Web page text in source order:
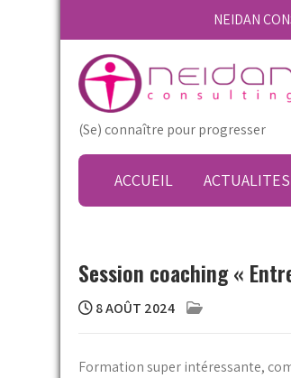
NEIDAN
(Se) connaître pour progresser
ACCUEIL ACTUALITES
Session coaching «
8 AOÛT 2024
Formation super intéressante,